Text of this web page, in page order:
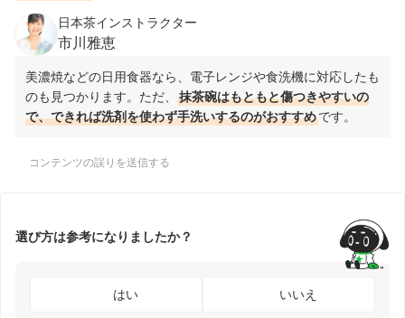
日本茶インストラクター
市川雅恵
美濃焼などの日用食器なら、電子レンジや食洗機に対応したも
のも見つかります。ただ、
抹茶碗はもともと傷つきやすいの
で、できれば洗剤を使わず手洗いするのがおすすめです。
コンテンツの誤りを送信する
選び方は参考になりましたか？
はい いいえ